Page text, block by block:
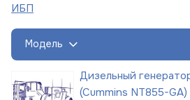
ИБП
Модель
Дизельный
(Cummins NT855-GA)